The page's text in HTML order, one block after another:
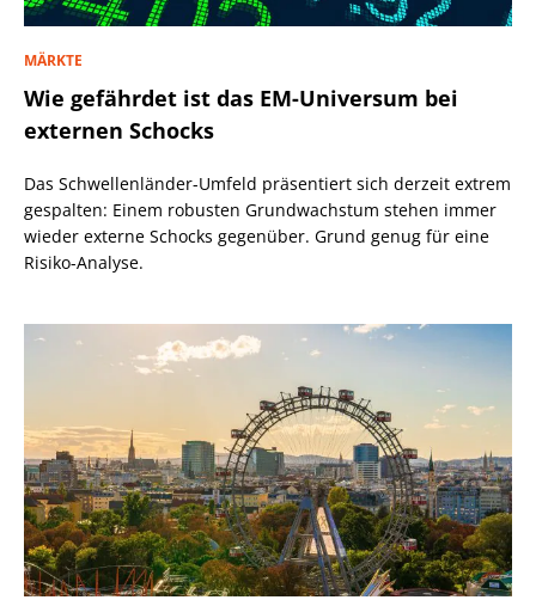
MÄRKTE
Wie gefährdet ist das EM-Universum bei
externen Schocks
Das Schwellenländer-Umfeld präsentiert sich derzeit extrem
gespalten: Einem robusten Grundwachstum stehen immer
wieder externe Schocks gegenüber. Grund genug für eine
Risiko-Analyse.